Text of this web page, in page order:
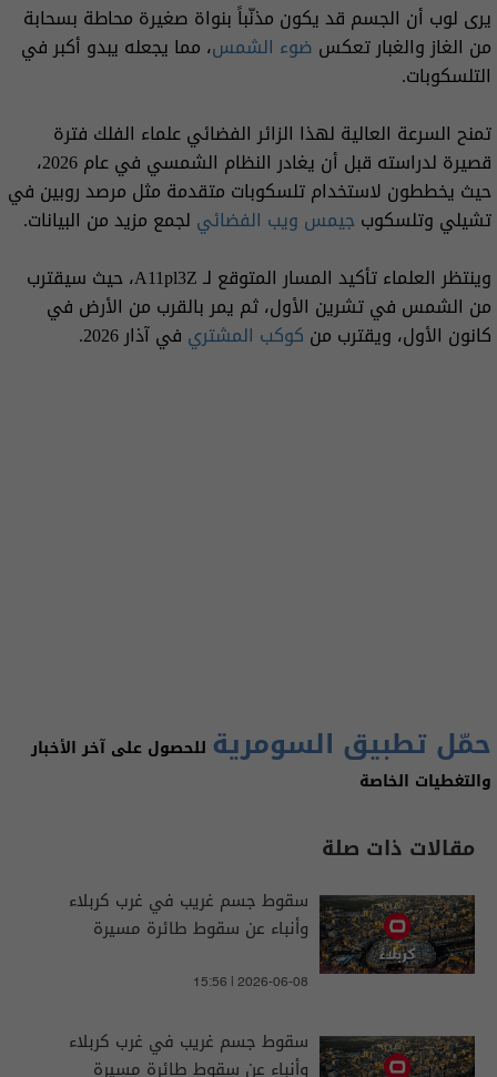
يرى لوب أن الجسم قد يكون مذنّباً بنواة صغيرة محاطة بسحابة
من الغاز والغبار تعكس ضوء الشمس، مما يجعله يبدو أكبر في
التلسكوبات.
تمنح السرعة العالية لهذا الزائر الفضائي علماء الفلك فترة
قصيرة لدراسته قبل أن يغادر النظام الشمسي في عام 2026،
حيث يخططون لاستخدام تلسكوبات متقدمة مثل مرصد روبين في
تشيلي وتلسكوب جيمس ويب الفضائي لجمع مزيد من البيانات.
وينتظر العلماء تأكيد المسار المتوقع لـ A11pl3Z، حيث سيقترب
من الشمس في تشرين الأول، ثم يمر بالقرب من الأرض في
كانون الأول، ويقترب من كوكب المشتري في آذار 2026.
حمّل تطبيق السومرية للحصول على آخر الأخبار
والتغطيات الخاصة
مقالات ذات صلة
سقوط جسم غريب في غرب كربلاء
وأنباء عن سقوط طائرة مسيرة
15:56 | 2026-06-08
سقوط جسم غريب في غرب كربلاء
وأنباء عن سقوط طائرة مسيرة